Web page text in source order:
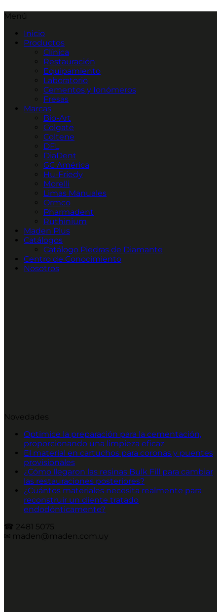
Menú
Inicio
Productos
Clínica
Restauración
Equipamiento
Laboratorio
Cementos y Ionómeros
Fresas
Marcas
Bio-Art
Colgate
Coltene
DFL
DiaDent
GC América
Hu-Friedy
Morelli
Limas Manuales
Ormco
Pharmadent
Ruthinium
Maden Plus
Catálogos
Catálogo Piedras de Diamante
Centro de Conocimiento
Nosotros
Novedades
Optimice la preparación para la cementación,
proporcionando una limpieza eficaz
El material en cartuchos para coronas y puentes
provisionales
¿Cómo llegaron las resinas Bulk Fill para cambiar
las restauraciones posteriores?
¿Cuántos materiales necesita realmente para
reconstruir un diente tratado
endodónticamente?
☎︎ 2481 5075
✉︎ maden@maden.com.uy